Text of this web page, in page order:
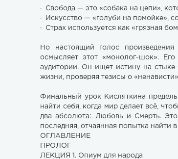
· Свобода — это «собака на цепи»,
· Искусство — «голуби на помойке»,
· Страх используется как «грязная
Но настоящий голос
осмысляет этот «монолог-шок».
аудитории. Он ищет истину на стыке
жизни, проверяя тезисы о
Финальный урок Кисляткина
найти себя, когда мир делает всё,
два абсолюта: Любовь и Смерть.
последняя, отчаянная попытка найти
ОГЛАВЛЕНИЕ
ПРОЛОГ
ЛЕКЦИЯ 1. Опиум для народа